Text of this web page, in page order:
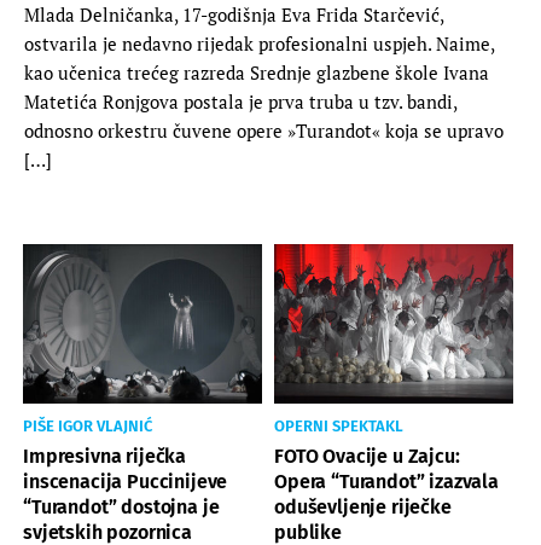
Mlada Delničanka, 17-godišnja Eva Frida Starčević,
ostvarila je nedavno rijedak profesionalni uspjeh. Naime,
kao učenica trećeg razreda Srednje glazbene škole Ivana
Matetića Ronjgova postala je prva truba u tzv. bandi,
odnosno orkestru čuvene opere »Turandot« koja se upravo
[…]
PIŠE IGOR VLAJNIĆ
Impresivna riječka
inscenacija Puccinijeve
“Turandot” dostojna je
svjetskih pozornica
OPERNI SPEKTAKL
FOTO Ovacije u Zajcu:
Opera “Turandot” izazvala
oduševljenje riječke
publike